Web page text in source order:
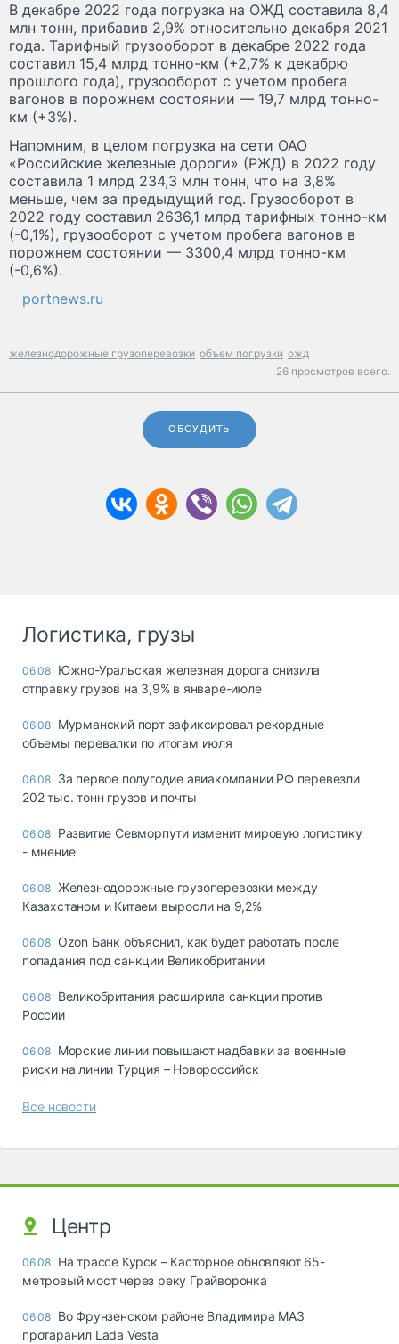
В декабре 2022 года погрузка на ОЖД составила 8,4
млн тонн, прибавив 2,9% относительно декабря 2021
года. Тарифный грузооборот в декабре 2022 года
составил 15,4 млрд тонно-км (+2,7% к декабрю
прошлого года), грузооборот с учетом пробега
вагонов в порожнем состоянии — 19,7 млрд тонно-
км (+3%).
Напомним, в целом погрузка на сети ОАО
«Российские железные дороги» (РЖД) в 2022 году
составила 1 млрд 234,3 млн тонн, что на 3,8%
меньше, чем за предыдущий год. Грузооборот в
2022 году составил 2636,1 млрд тарифных тонно-км
(-0,1%), грузооборот с учетом пробега вагонов в
порожнем состоянии — 3300,4 млрд тонно-км
(-0,6%).
portnews.ru
железнодорожные грузоперевозки объем погрузки ожд
26 просмотров всего.
ОБСУДИТЬ
Логистика, грузы
06.08 Южно-Уральская железная дорога снизила
отправку грузов на 3,9% в январе-июле
06.08 Мурманский порт зафиксировал рекордные
объемы перевалки по итогам июля
06.08 За первое полугодие авиакомпании РФ перевезли
202 тыс. тонн грузов и почты
06.08 Развитие Севморпути изменит мировую логистику
- мнение
06.08 Железнодорожные грузоперевозки между
Казахстаном и Китаем выросли на 9,2%
06.08 Ozon Банк объяснил, как будет работать после
попадания под санкции Великобритании
06.08 Великобритания расширила санкции против
России
06.08 Морские линии повышают надбавки за военные
риски на линии Турция – Новороссийск
Все новости
Центр
06.08 На трассе Курск – Касторное обновляют 65-
метровый мост через реку Грайворонка
06.08 Во Фрунзенском районе Владимира МАЗ
протаранил Lada Vesta